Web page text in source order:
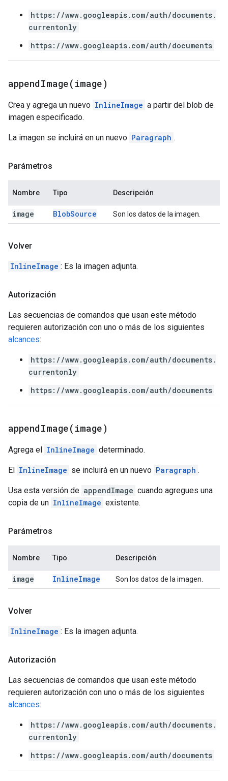
https://www.googleapis.com/auth/documents.
currentonly
https://www.googleapis.com/auth/documents
appendImage( image)
Crea y agrega un nuevo InlineImage a partir del blob de
imagen especificado.
La imagen se incluirá en un nuevo Paragraph .
Parámetros
Nombre Tipo Descripción
image BlobSource Son los datos de la imagen.
Volver
InlineImage : Es la imagen adjunta.
Autorización
Las secuencias de comandos que usan este método
requieren autorización con uno o más de los siguientes
alcances:
https://www.googleapis.com/auth/documents.
currentonly
https://www.googleapis.com/auth/documents
appendImage( image)
Agrega el InlineImage determinado.
El InlineImage se incluirá en un nuevo Paragraph .
Usa esta versión de appendImage cuando agregues una
copia de un InlineImage existente.
Parámetros
Nombre Tipo Descripción
image InlineImage Son los datos de la imagen.
Volver
InlineImage : Es la imagen adjunta.
Autorización
Las secuencias de comandos que usan este método
requieren autorización con uno o más de los siguientes
alcances:
https://www.googleapis.com/auth/documents.
currentonly
https://www.googleapis.com/auth/documents